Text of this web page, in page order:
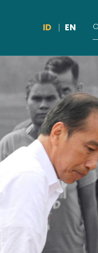
ID EN